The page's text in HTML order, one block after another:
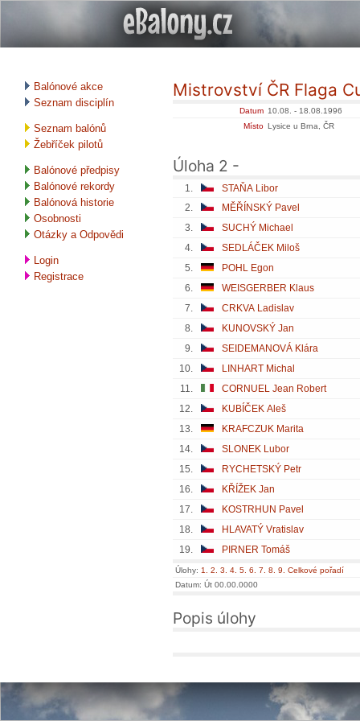
Balónové akce
Seznam disciplín
Seznam balónů
Žebříček pilotů
Balónové předpisy
Balónové rekordy
Balónová historie
Osobnosti
Otázky a Odpovědi
Login
Registrace
Mistrovství ČR Flaga
Datum 10.08. - 18.08.1996
Místo Lysice u Brna, ČR
Úloha 2 -
1.
STAŇA Libor
2.
MĚŘÍNSKÝ Pavel
3.
SUCHÝ Michael
4.
SEDLÁČEK Miloš
5.
POHL Egon
6.
WEISGERBER Klaus
7.
CRKVA Ladislav
8.
KUNOVSKÝ Jan
9.
SEIDEMANOVÁ Klára
10.
LINHART Michal
11.
CORNUEL Jean Robert
12.
KUBÍČEK Aleš
13.
KRAFCZUK Marita
14.
SLONEK Lubor
15.
RYCHETSKÝ Petr
16.
KŘÍŽEK Jan
17.
KOSTRHUN Pavel
18.
HLAVATÝ Vratislav
19.
PIRNER Tomáš
Úlohy: 1. 2. 3. 4. 5. 6. 7. 8. 9.
Celkové pořadí
Datum: Út 00.00.0000
Popis úlohy